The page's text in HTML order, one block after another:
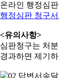
온라인 행정심
행정심판 청구
<유의사항>
심판청구는 처
경과하면 제기